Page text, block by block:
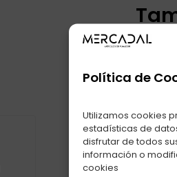
Política de
Utilizamos cookies
estadísticas de
disfrutar de todos
información o
cookies
Productos